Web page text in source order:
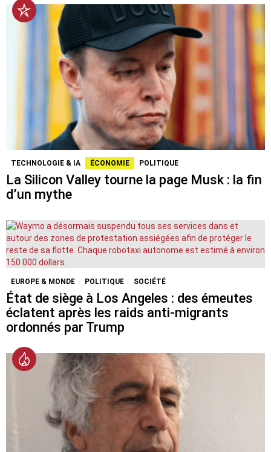
TECHNOLOGIE & IA ÉCONOMIE POLITIQUE
La Silicon Valley tourne la page Musk : la fin
d’un mythe
EUROPE & MONDE POLITIQUE SOCIÉTÉ
État de siège à Los Angeles : des émeutes
éclatent après les raids anti-migrants
ordonnés par Trump